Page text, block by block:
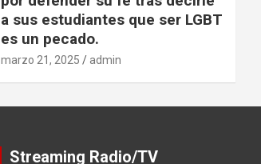
a sus estudiantes que ser LGBT
es un pecado.
marzo 21, 2025 admin
Streaming Radio/TV